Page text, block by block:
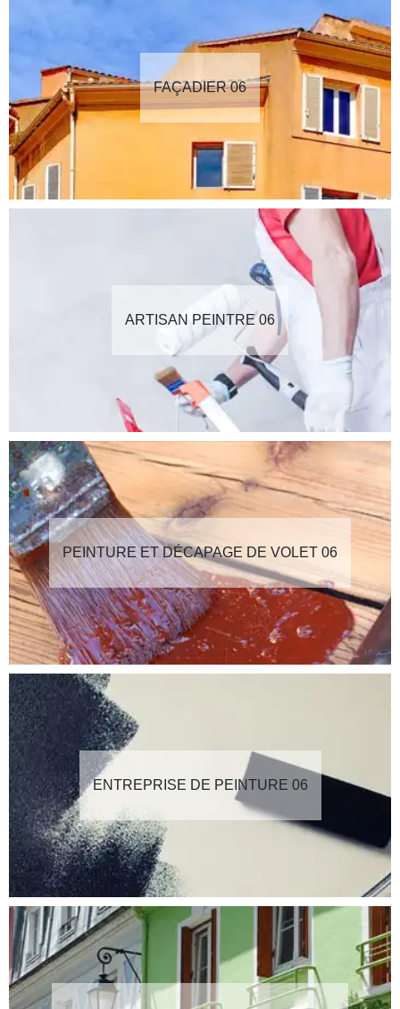
FAÇADIER 06
ARTISAN PEINTRE 06
PEINTURE ET DÉCAPAGE DE VOLET 06
ENTREPRISE DE PEINTURE 06